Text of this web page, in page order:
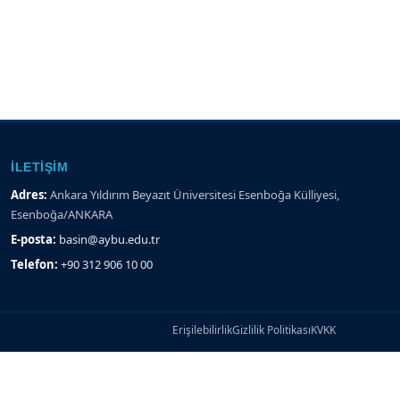
İLETIŞIM
Adres: Ankara Yıldırım Beyazıt Üniversitesi Esenboğa Külliyesi,
Esenboğa/ANKARA
E-posta: basin@aybu.edu.tr
Telefon: +90 312 906 10 00
ErişilebilirlikGizlilik PolitikasıKVKK